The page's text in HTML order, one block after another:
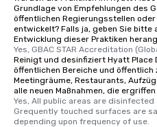
Grundlage von Empfehlungen des
öffentlichen Regierungsstellen
entwickelt? Falls ja, geben Sie bitte
Entwicklung dieser Praktiken
Yes, GBAC STAR Accreditation
Reinigt und desinfiziert Hyatt Place
öffentlichen Bereiche und öffentlich
Meetingräume, Restaurants,
alle neuen Maßnahmen, die
Yes, All public areas are
Grequently touched surfaces are
depending upon frequency of use.